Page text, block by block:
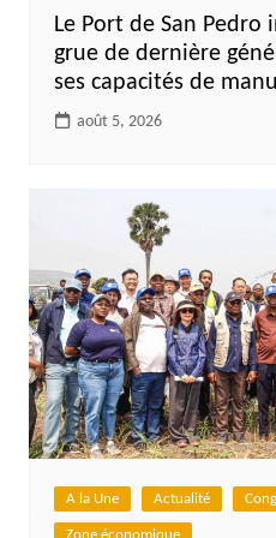
Le Port de San Pedro
grue de dernière
ses capacités de
août 5, 2026
A la Une Actualité